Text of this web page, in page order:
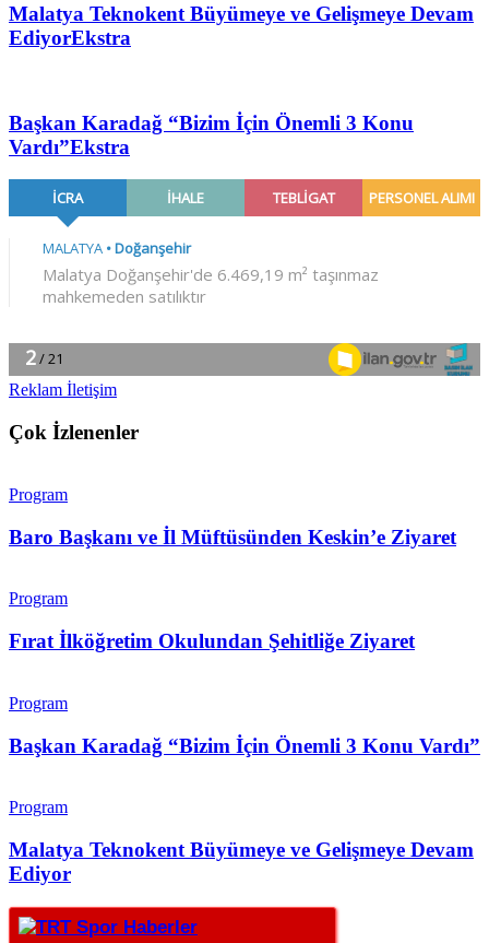
Malatya Teknokent Büyümeye ve Gelişmeye Devam
EdiyorEkstra
Başkan Karadağ “Bizim İçin Önemli 3 Konu
Vardı”Ekstra
Reklam İletişim
Çok İzlenenler
Program
Baro Başkanı ve İl Müftüsünden Keskin’e Ziyaret
Program
Fırat İlköğretim Okulundan Şehitliğe Ziyaret
Program
Başkan Karadağ “Bizim İçin Önemli 3 Konu Vardı”
Program
Malatya Teknokent Büyümeye ve Gelişmeye Devam
Ediyor